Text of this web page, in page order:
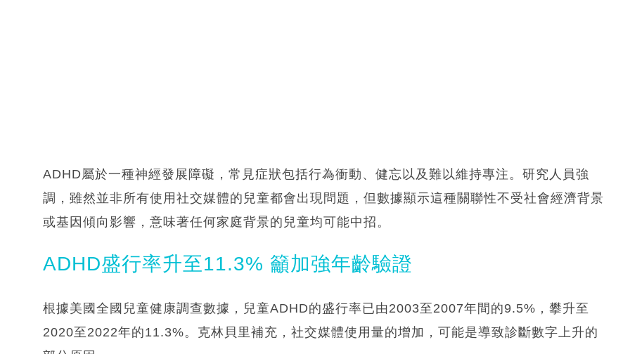
ADHD屬於一種神經發展障礙，常見症狀包括行為衝動、健忘以及難以維持專注。研究人員強
調，雖然並非所有使用社交媒體的兒童都會出現問題，但數據顯示這種關聯性不受社會經濟背景
或基因傾向影響，意味著任何家庭背景的兒童均可能中招。
ADHD盛行率升至11.3% 籲加強年齡驗證
根據美國全國兒童健康調查數據，兒童ADHD的盛行率已由2003至2007年間的9.5%，攀升至
2020至2022年的11.3%。克林貝里補充，社交媒體使用量的增加，可能是導致診斷數字上升的